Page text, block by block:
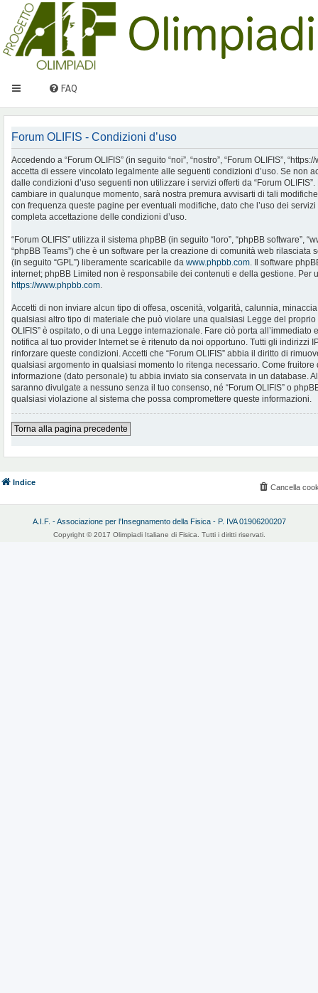
FAQ
Forum OLIFIS - Condizioni d’uso
Accedendo a “Forum OLIFIS” (in seguito “noi”, “nostro”, “Forum OLIFIS”,
accetta di essere vincolato legalmente alle seguenti condizioni d’uso. Se non
dalle condizioni d’uso seguenti non utilizzare i servizi offerti da “Forum
cambiare in qualunque momento, sarà nostra premura avvisarti di tali
con frequenza queste pagine per eventuali modifiche, dato che l’uso dei servizi
completa accettazione delle condizioni d’uso.
“Forum OLIFIS” utilizza il sistema phpBB (in seguito “loro”, “phpBB software”,
“phpBB Teams”) che è un software per la creazione di comunità web rilasciata
(in seguito “GPL”) liberamente scaricabile da www.phpbb.com. Il software
internet; phpBB Limited non è responsabile dei contenuti e della gestione. Per
https://www.phpbb.com.
Accetti di non inviare alcun tipo di offesa, oscenità, volgarità, calunnia,
qualsiasi altro tipo di materiale che può violare una qualsiasi Legge del proprio
OLIFIS” è ospitato, o di una Legge internazionale. Fare ciò porta
notifica al tuo provider Internet se è ritenuto da noi opportuno. Tutti gli indirizzi
rinforzare queste condizioni. Accetti che “Forum OLIFIS” abbia il diritto di
qualsiasi argomento in qualsiasi momento lo ritenga necessario. Come
informazione (dato personale) tu abbia inviato sia conservata in un database.
saranno divulgate a nessuno senza il tuo consenso, né “Forum OLIFIS” o
qualsiasi violazione al sistema che possa compromettere queste informazioni.
Torna alla pagina precedente
Indice
Cancella
A.I.F. - Associazione per l'Insegnamento della Fisica - P. IVA 01906200207
Copyright © 2017 Olimpiadi Italiane di Fisica. Tutti i diritti riservati.